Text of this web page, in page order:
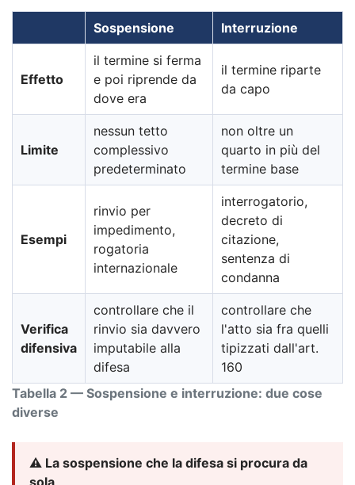
Tabella 2 — Sospensione e interruzione: due cose
diverse
Sospensione Interruzione
Effetto
il termine si ferma
e poi riprende da
dove era
il termine riparte
da capo
Limite
nessun tetto
complessivo
predeterminato
non oltre un
quarto in più del
termine base
Esempi
rinvio per
impedimento,
rogatoria
internazionale
interrogatorio,
decreto di
citazione,
sentenza di
condanna
Verifica
difensiva
controllare che il
rinvio sia davvero
imputabile alla
difesa
controllare che
l'atto sia fra quelli
tipizzati dall'art.
160
⚠️ La sospensione che la difesa si procura da
sola